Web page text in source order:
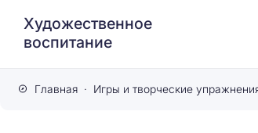
Художественное
воспитание
Главная Игры и творческие